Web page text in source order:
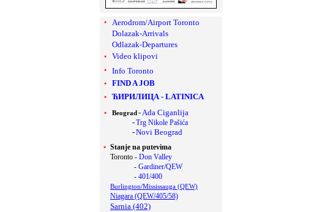
Aerodrom/Airport Toronto
Dolazak-Arrivals
Odlazak-Departures
Video klipovi
Info Toronto
FIND A JOB
ЋИРИЛИЦА - LATINICA
Beograd -Ada Ciganlija
-Trg Nikole Pašića
-Novi Beograd
Stanje na putevima
Toronto - Don Valley
- Gardiner/QEW
- 401/400
Burlington/Mississauga (QEW)
Niagara (QEW/405/58)
Sarnia (402)